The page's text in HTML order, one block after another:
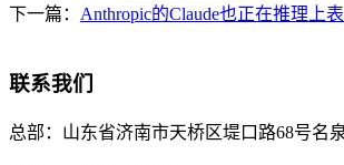
下一篇： Anthropic的Claude也正在推理上
联系我们
总部： 山东省济南市天桥区堤口路68号名